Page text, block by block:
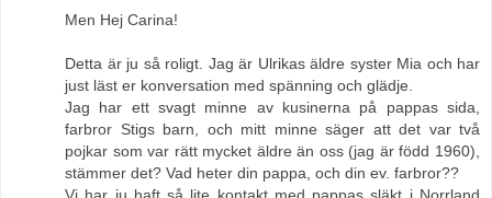
Men Hej Carina!
Detta är ju så roligt. Jag är Ulrikas äldre syster Mia och har
just läst er konversation med spänning och glädje.
Jag har ett svagt minne av kusinerna på pappas sida,
farbror Stigs barn, och mitt minne säger att det var två
pojkar som var rätt mycket äldre än oss (jag är född 1960),
stämmer det? Vad heter din pappa, och din ev. farbror??
Vi har ju haft så lite kontakt med pappas släkt i Norrland